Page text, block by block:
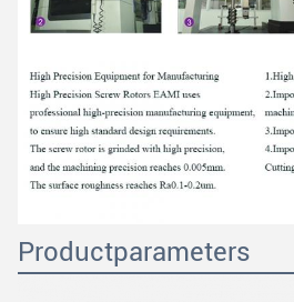
Productparameters